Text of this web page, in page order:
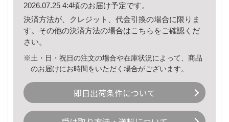
2026.07.25 4:4頃のお届け予定です。
決済方法が、クレジット、代金引換の場合に限りま
す。その他の決済方法の場合はこちら をご確認くだ
さい。
※土・日・祝日の注文の場合や在庫状況によって、商品
のお届けにお時間をいただく場合がございます。
即日出荷条件について